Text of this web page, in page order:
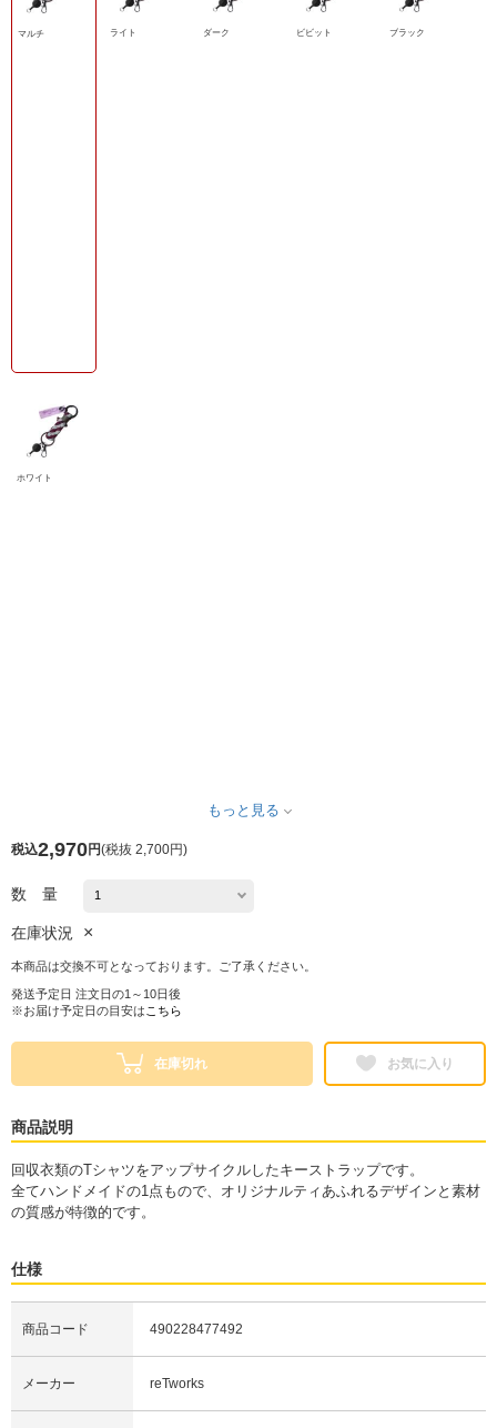
マルチ ライト ダーク ビビット ブラック
ホワイト
もっと見る
税込2,970円(税抜 2,700円)
数 量
在庫状況 ×
本商品は交換不可となっております。ご了承ください。
発送予定日 注文日の1～10日後
※お届け予定日の目安は こちら
在庫切れ お気に入り
商品説明
回収衣類のTシャツをアップサイクルしたキーストラップです。
全てハンドメイドの1点もので、オリジナルティあふれるデザインと素材
の質感が特徴的です。
仕様
商品コード 490228477492
メーカー reTworks